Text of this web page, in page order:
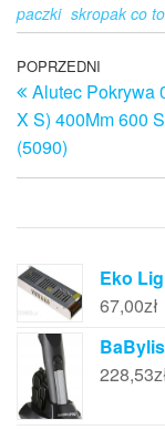
paczki skropak co to
Nawigacja
wpisu
Poprzedni
wpis
POPRZEDNI
Alutec Pokrywa
X S) 400Mm 600
(5090)
Eko
67,00zł
228,53